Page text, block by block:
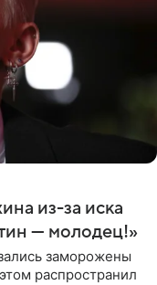
из-за иска
— молодец!»
заморожены
распространил